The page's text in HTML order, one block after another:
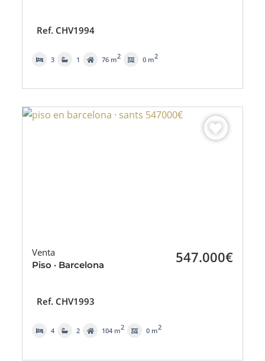
Ref. CHV1994
3 1 76 m2 0 m2
Venta
Piso · Barcelona 547.000€
Ref. CHV1993
4 2 104 m2 0 m2